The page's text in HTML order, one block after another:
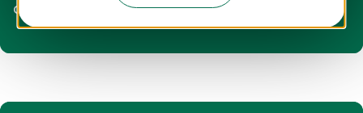
d’effectuer d’autres circuits de randonnée.